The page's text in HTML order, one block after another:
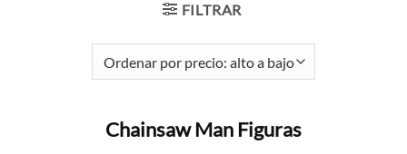
FILTRAR
Chainsaw Man Figuras